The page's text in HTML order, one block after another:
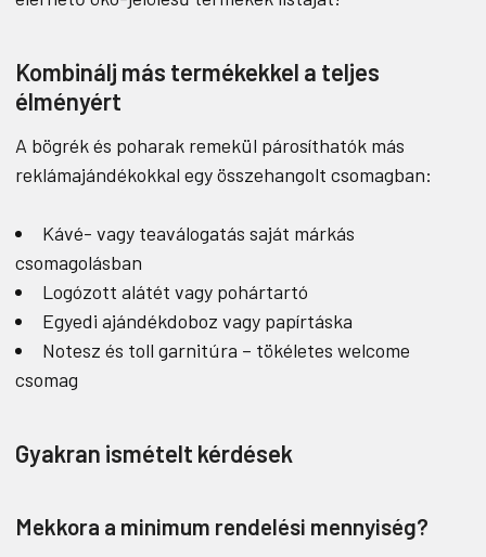
Kombinálj más termékekkel a teljes
élményért
A bögrék és poharak remekül párosíthatók más
reklámajándékokkal egy összehangolt csomagban:
Kávé- vagy teaválogatás saját márkás
csomagolásban
Logózott alátét vagy pohártartó
Egyedi ajándékdoboz vagy papírtáska
Notesz és toll garnitúra – tökéletes welcome
csomag
Gyakran ismételt kérdések
Mekkora a minimum rendelési mennyiség?